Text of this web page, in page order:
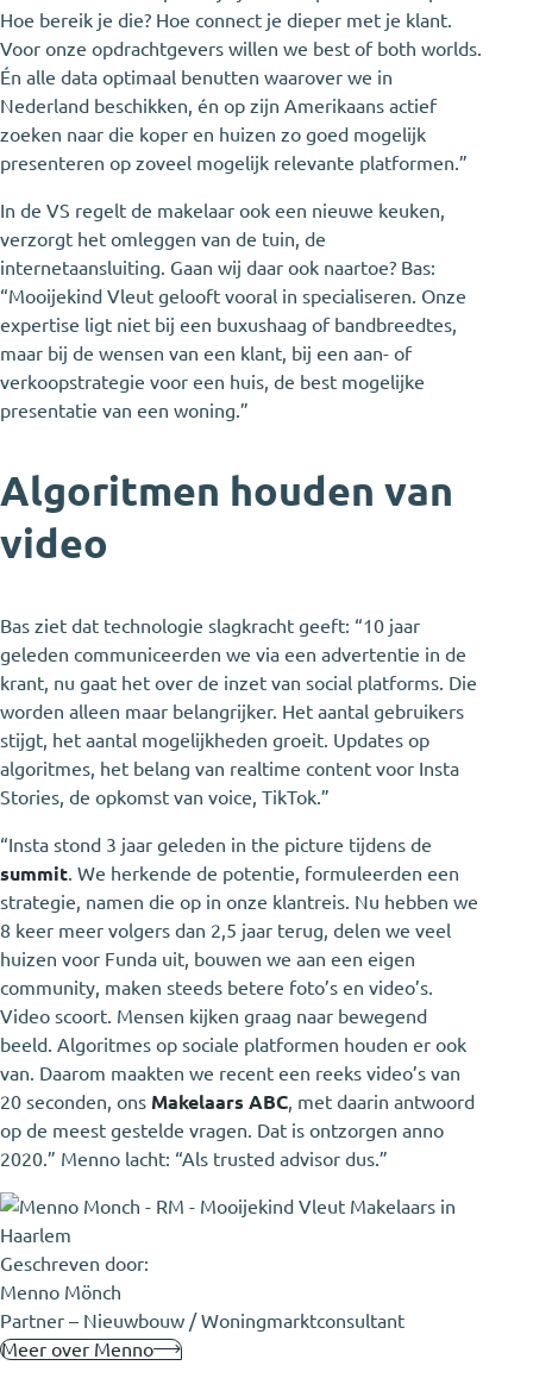
Hoe bereik je die? Hoe connect je dieper met je klant.
Voor onze opdrachtgevers willen we best of both worlds.
Én alle data optimaal benutten waarover we in
Nederland beschikken, én op zijn Amerikaans actief
zoeken naar die koper en huizen zo goed mogelijk
presenteren op zoveel mogelijk relevante platformen.”
In de VS regelt de makelaar ook een nieuwe keuken,
verzorgt het omleggen van de tuin, de
internetaansluiting. Gaan wij daar ook naartoe? Bas:
“Mooijekind Vleut gelooft vooral in specialiseren. Onze
expertise ligt niet bij een buxushaag of bandbreedtes,
maar bij de wensen van een klant, bij een aan- of
verkoopstrategie voor een huis, de best mogelijke
presentatie van een woning.”
Algoritmen houden van
video
Bas ziet dat technologie slagkracht geeft: “10 jaar
geleden communiceerden we via een advertentie in de
krant, nu gaat het over de inzet van social platforms. Die
worden alleen maar belangrijker. Het aantal gebruikers
stijgt, het aantal mogelijkheden groeit. Updates op
algoritmes, het belang van realtime content voor Insta
Stories, de opkomst van voice, TikTok.”
“Insta stond 3 jaar geleden in the picture tijdens de
summit. We herkende de potentie, formuleerden een
strategie, namen die op in onze klantreis. Nu hebben we
8 keer meer volgers dan 2,5 jaar terug, delen we veel
huizen voor Funda uit, bouwen we aan een eigen
community, maken steeds betere foto’s en video’s.
Video scoort. Mensen kijken graag naar bewegend
beeld. Algoritmes op sociale platformen houden er ook
van. Daarom maakten we recent een reeks video’s van
20 seconden, ons Makelaars ABC, met daarin antwoord
op de meest gestelde vragen. Dat is ontzorgen anno
2020.” Menno lacht: “Als trusted advisor dus.”
Geschreven door:
Menno Mönch
Partner – Nieuwbouw / Woningmarktconsultant
Meer over Menno